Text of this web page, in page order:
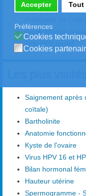
Accepter Tout
Préférences
Cookies
Cookies
Compte rendu du
Gynécologue
Saignement après
coïtale)
Bartholinite
Anatomie
Kyste de l'ovaire
Virus HPV 16 et
Bilan hormonal
Hauteur utérine
Spermogramme -